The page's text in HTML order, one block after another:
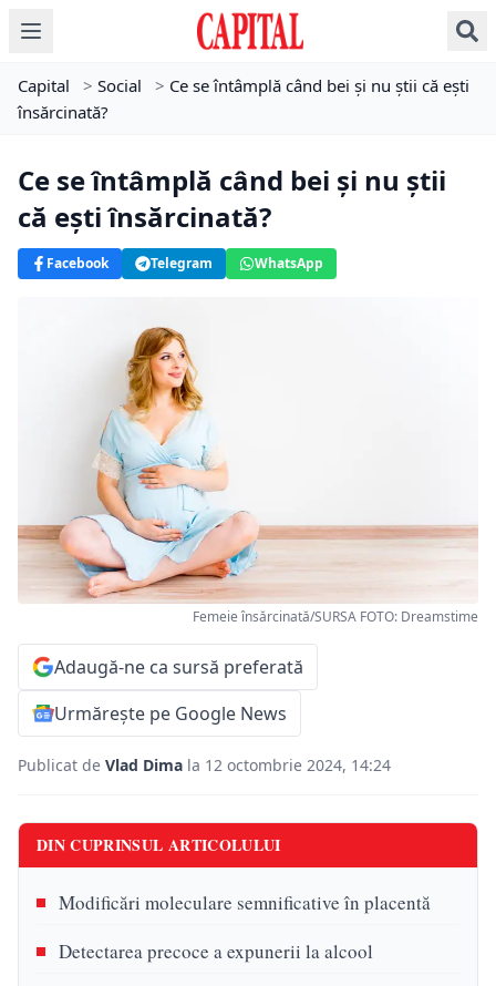
Capital > Social > Ce se întâmplă când bei și nu știi că ești
însărcinată?
Ce se întâmplă când bei și nu știi
că ești însărcinată?
Facebook Telegram WhatsApp
Femeie însărcinată/SURSA FOTO: Dreamstime
Adaugă-ne ca sursă preferată
Urmărește pe Google News
Publicat de Vlad Dima la 12 octombrie 2024, 14:24
DIN CUPRINSUL ARTICOLULUI
Modificări moleculare semnificative în placentă
Detectarea precoce a expunerii la alcool